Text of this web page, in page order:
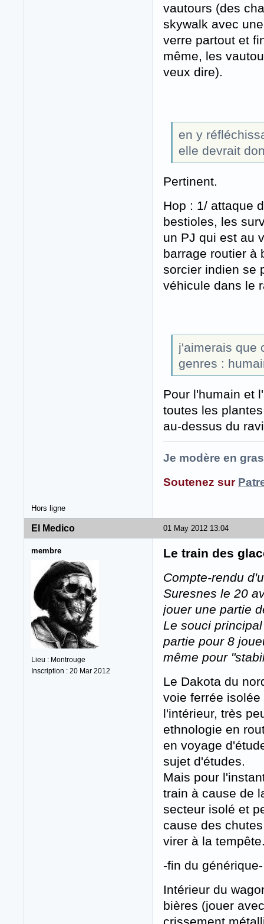
vautours (des
skywalk avec
verre partout et
même, les
veux dire).
en y
elle devrait
Pertinent.
Hop : 1/ attaque
bestioles, les
un PJ qui est au
barrage routier à
sorcier indien se
véhicule dans le
j'aimerais que
genres :
Pour l'humain et
toutes les
au-dessus du
Je modère en
Soutenez sur
Hors ligne
01 May 2012 13:04
El Medico
membre
Lieu : Montrouge
Inscription : 20 Mar 2012
Le train des
Compte-rendu
Suresnes le 20
jouer une partie
Le souci
partie pour 8
même pour
Le Dakota du
voie ferrée
l'intérieur, très
ethnologie en
en voyage
sujet d'études.
Mais pour
train à cause de
secteur isolé et
cause des
virer à la
-fin du générique-
Intérieur du
bières (jouer